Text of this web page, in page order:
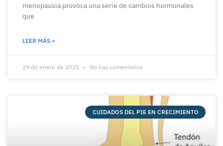
menopausia provoca una serie de cambios hormonales
que
LEER MÁS »
29 de enero de 2025 No hay comentarios
CUIDADOS DEL PIE EN CRECIMIENTO